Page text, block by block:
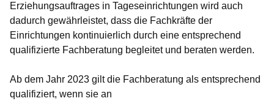
Erziehungsauftrages in Tageseinrichtungen wird auch
dadurch gewährleistet, dass die Fachkräfte der
Einrichtungen kontinuierlich durch eine entsprechend
qualifizierte Fachberatung begleitet und beraten werden.
Ab dem Jahr 2023 gilt die Fachberatung als entsprechend
qualifiziert, wenn sie an